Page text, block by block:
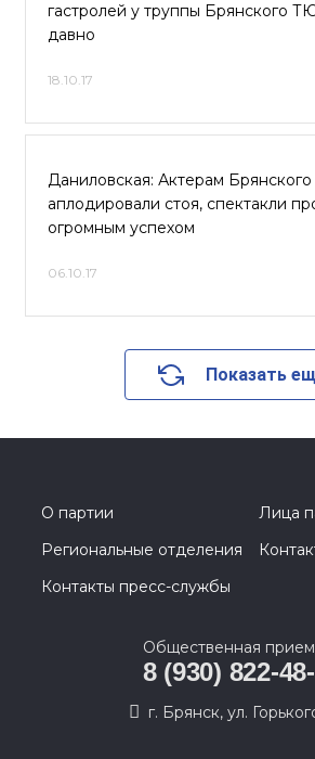
гастролей у труппы Брянского
давно
18.10.17
Даниловская: Актерам
аплодировали стоя, спектакли
огромным успехом
06.10.17
Показать
О партии
Лица
Региональные отделения
Контакты пресс-службы
Общественная
8 (930) 822-
г. Брянск, ул.